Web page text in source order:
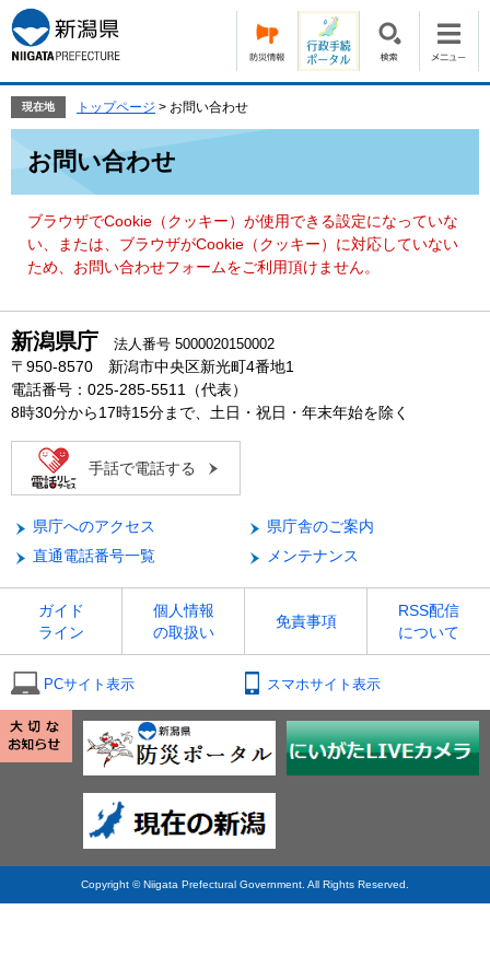
ー
ジ
の
頭
す。
ニ
ュ
ー
飛
て
現在地 トップページ > お問い合わせ
お問い合わせ
ブラウザでCookie（クッキー）が使用できる設定になっていな
い、または、ブラウザがCookie（クッキー）に対応していない
ため、お問い合わせフォームをご利用頂けません。
新潟県庁 法人番号 5000020150002
〒950-8570 新潟市中央区新光町4番地1
電話番号：025-285-5511（代表）
8時30分から17時15分まで、土日・祝日・年末年始を除く
手話で電話する
県庁へのアクセス
県庁舎のご案内
直通電話番号一覧
メンテナンス
ガイド
ライン
個人情報
の取扱い
免責事項
RSS配信
について
PCサイト表示 スマホサイト表示
Copyright © Niigata Prefectural Government. All Rights Reserved.